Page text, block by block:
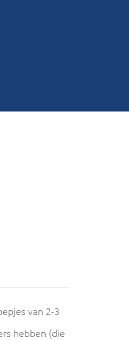
van 2-3
hebben (die